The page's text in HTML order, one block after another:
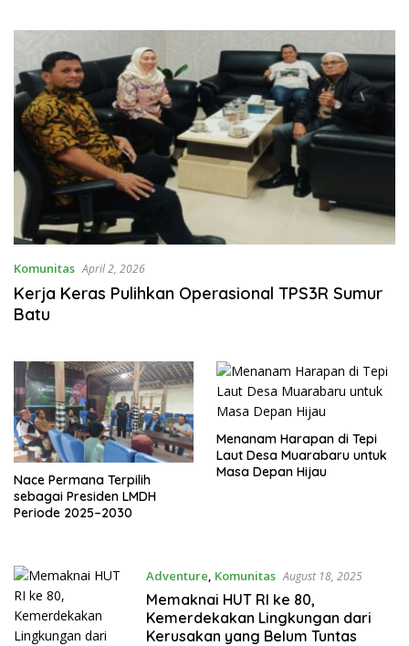
Komunitas April 2, 2026
Kerja Keras Pulihkan Operasional TPS3R Sumur
Batu
Nace Permana Terpilih
sebagai Presiden LMDH
Periode 2025–2030
Menanam Harapan di Tepi
Laut Desa Muarabaru untuk
Masa Depan Hijau
Adventure, Komunitas August 18, 2025
Memaknai HUT RI ke 80,
Kemerdekakan Lingkungan dari
Kerusakan yang Belum Tuntas